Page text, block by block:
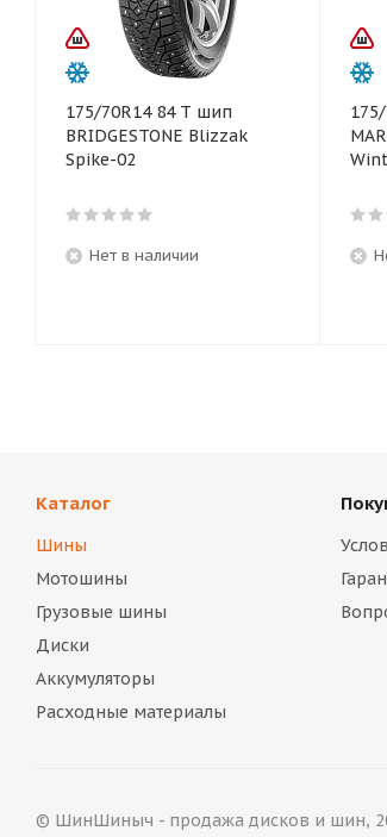
175/70R14 84 T шип
BRIDGESTONE Blizzak
Spike-02
Нет в наличии
Каталог
Шины
Мотошины
Грузовые шины
Диски
Аккумуляторы
Расходные материалы
© ШинШиныч - продажа дисков и шин,